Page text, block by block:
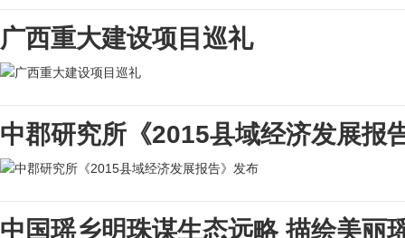
广西重大建设项目巡礼
中郡研究所《2015县域经济发展报
中国瑶乡明珠谋生态远略 描绘美丽